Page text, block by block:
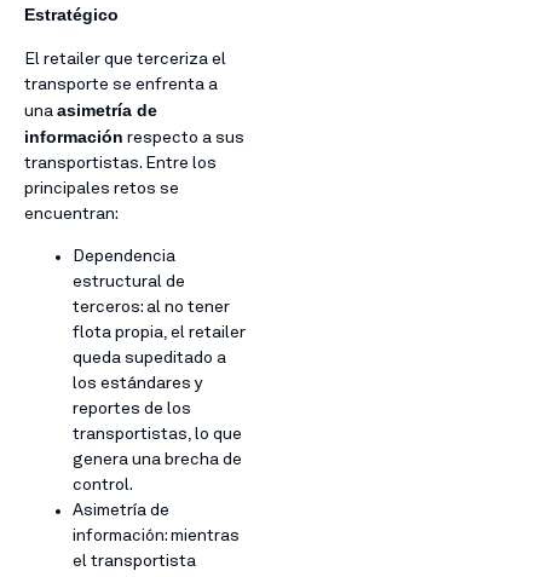
Estratégico
El retailer que terceriza el
transporte se enfrenta a
una asimetría de
información respecto a sus
transportistas. Entre los
principales retos se
encuentran:
Dependencia
estructural de
terceros: al no tener
flota propia, el retailer
queda supeditado a
los estándares y
reportes de los
transportistas, lo que
genera una brecha de
control.
Asimetría de
información: mientras
el transportista